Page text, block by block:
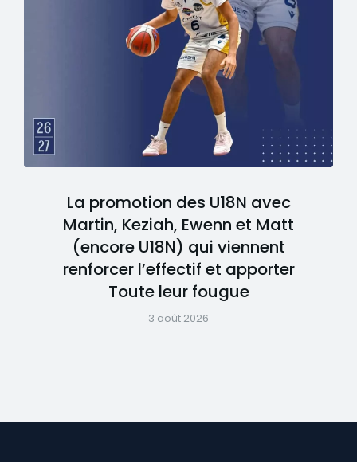
La promotion des U18N avec
Martin, Keziah, Ewenn et Matt
(encore U18N) qui viennent
renforcer l’effectif et apporter
Toute leur fougue
3 août 2026